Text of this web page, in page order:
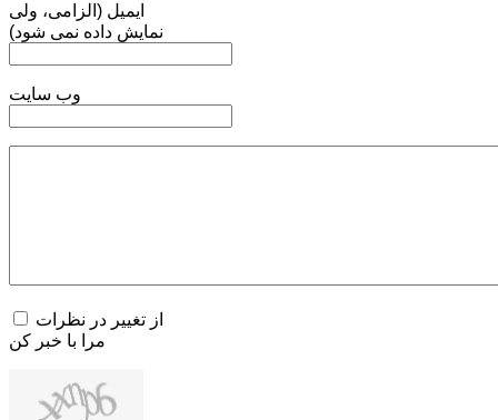
ایمیل (الزامی، ولی
نمایش داده نمی شود)
وب سایت
از تغییر در نظرات
مرا با خبر کن